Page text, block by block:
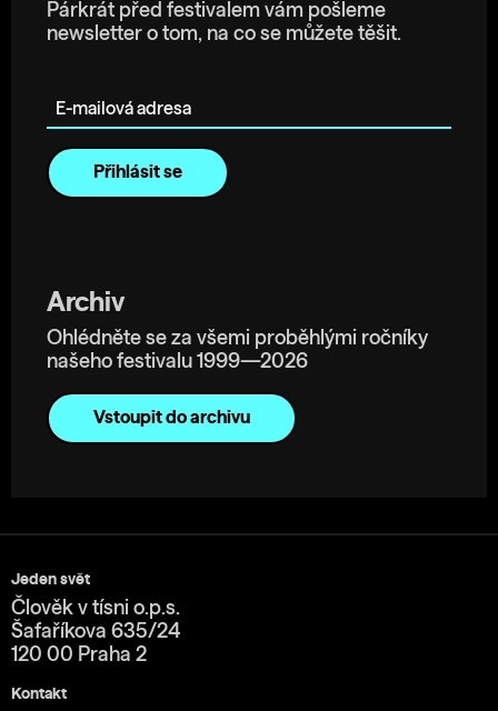
Párkrát před festivalem vám pošleme
newsletter o tom, na co se můžete těšit.
Archiv
Ohlédněte se za všemi proběhlými ročníky
našeho festivalu 1999—2026
Vstoupit do archivu
Jeden svět
Člověk v tísni o.p.s.
Šafaříkova 635/24
120 00 Praha 2
Kontakt